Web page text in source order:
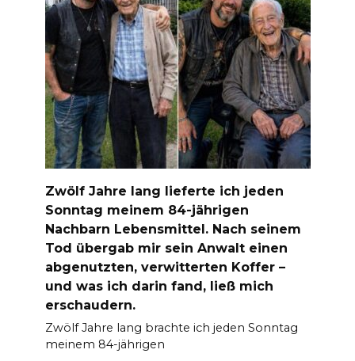
Zwölf Jahre lang lieferte ich jeden
Sonntag meinem 84-jährigen
Nachbarn Lebensmittel. Nach seinem
Tod übergab mir sein Anwalt einen
abgenutzten, verwitterten Koffer –
und was ich darin fand, ließ mich
erschaudern.
Zwölf Jahre lang brachte ich jeden Sonntag
meinem 84-jährigen